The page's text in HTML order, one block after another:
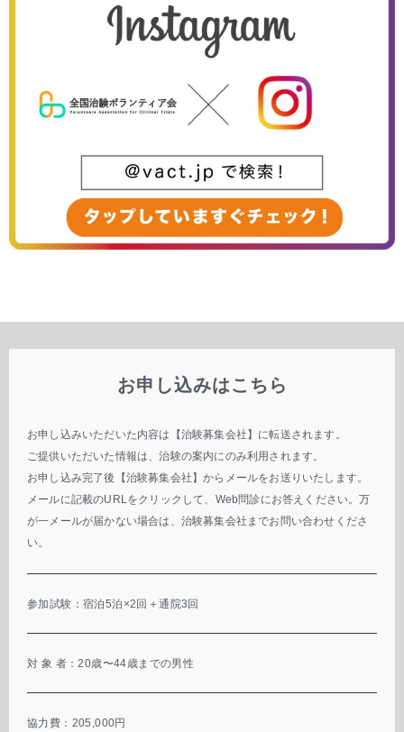
お申し込みはこちら
お申し込みいただいた内容は【治験募集会社】に転送されます。
ご提供いただいた情報は、治験の案内にのみ利用されます。
お申し込み完了後【治験募集会社】からメールをお送りいたします。
メールに記載のURLをクリックして、Web問診にお答えください。万
が一メールが届かない場合は、治験募集会社までお問い合わせくださ
い。
参加試験：宿泊5泊×2回＋通院3回
対 象 者：20歳〜44歳までの男性
協力費：205,000円